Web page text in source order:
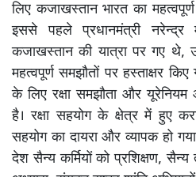
लिए कजाखस्तान भारत का
इससे पहले प्रधानमंत्री
कजाखस्तान की यात्रा पर गए थे,
महत्वपूर्ण समझौतों पर हस्ताक्षर
के लिए रक्षा समझौता और यूरेनियम
है। रक्षा सहयोग के क्षेत्र में हुए
सहयोग का दायरा और व्यापक हो
देश सैन्य कर्मियों को प्रशिक्षण,